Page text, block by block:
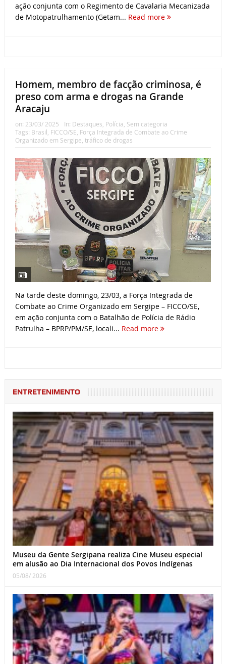
ação conjunta com o Regimento de Cavalaria Mecanizada
de Motopatrulhamento (Getam... Read more
Homem, membro de facção criminosa, é
preso com arma e drogas na Grande
Aracaju
on: 23/03/ 2025 In: Destaques Polícia Sem categoria
Tags: Brasil FICCO/SE Força Integrada de Combate ao Crime
Organizado em Sergipe tráfico de drogas
Na tarde deste domingo, 23/03, a Força Integrada de
Combate ao Crime Organizado em Sergipe – FICCO/SE,
em ação conjunta com o Batalhão de Polícia de Rádio
Patrulha – BPRP/PM/SE, locali... Read more
ENTRETENIMENTO
Museu da Gente Sergipana realiza Cine Museu especial
em alusão ao Dia Internacional dos Povos Indígenas
05/08/ 2026